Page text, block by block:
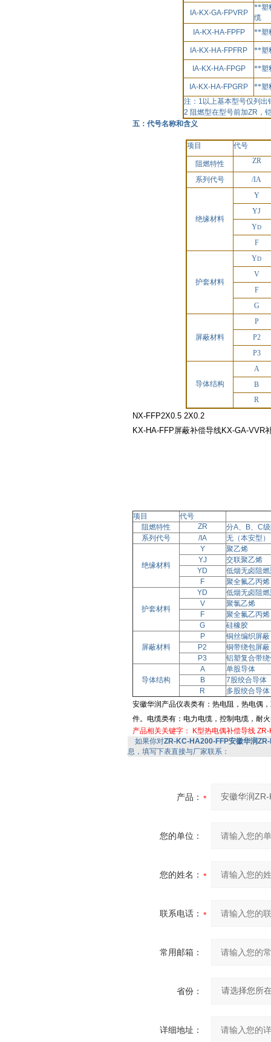
IA-KX-GA-FPVRP
**塑
缆
IA-KX-HA-FPFP
**塑
IA-KX-HA-FPFRP **塑
IA-KX-HA-FPGP **塑
IA-KX-HA-FPGRP
**塑
注： 1 以上基本型号仅列
2 阻燃型在型号前加ZR ，
五：代号名称和含义
项目 代号
阻燃特性 ZR
系列代号 /IA
绝缘材料
Y
YJ
YD
F
护套材料
YD
V
F
G
屏蔽材料
P
P2
P3
导体结构
A
B
R
NX-FFP2X0.5 2X0.2
KX-HA-FFP屏蔽补偿导线KX-GA-VVR
项目
代号
阻燃特性
ZR 分A、B、C
系列代号
/IA 无（本安型）
绝缘材料
Y
聚乙烯
YJ
交联聚乙烯
YD
低烟无卤阻
F
聚全氟乙丙烯
护套材料
YD
低烟无卤阻
V
聚氯乙烯
F
聚全氟乙丙烯
G
硅橡胶
屏蔽材料
P
铜丝编织屏蔽
P2
铜带绕包屏蔽
P3
铝塑复合带
导体结构
A
单股导体
B
7股绞合导体
R
多股绞合导体
安徽华润产品仪表类有：热电阻，热电偶
件。电缆类有：电力电缆，控制电缆，耐
产品相关关键字：
K型热电偶补偿导线 ZR-
如果你对ZR-KC-HA200-FFP安徽华润
息，填写下表直接与厂家联系：
产品：
您的单位：
您的姓名：
联系电话：
常用邮箱：
省份：
详细地址：